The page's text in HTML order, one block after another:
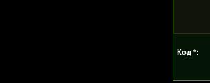
Код *: